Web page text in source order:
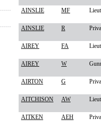
AINSLIE MF
AINSLIE R
AIREY FA
AIREY W
AIRTON G
AITCHISON AW
AITKEN AEH